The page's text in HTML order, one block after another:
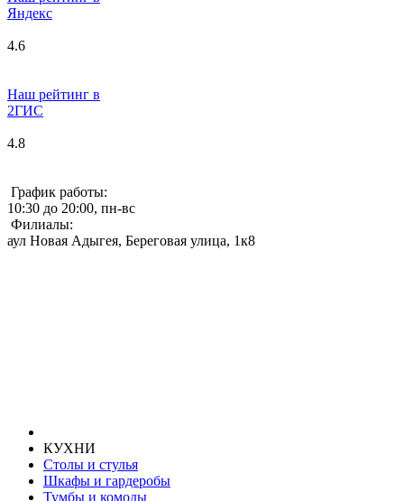
Яндекс
4.6
Наш рейтинг в
2ГИС
4.8
График работы:
10:30 до 20:00, пн-вс
Филиалы:
аул Новая Адыгея, Береговая улица, 1к8
КУХНИ
Столы и стулья
Шкафы и гардеробы
Тумбы и комоды